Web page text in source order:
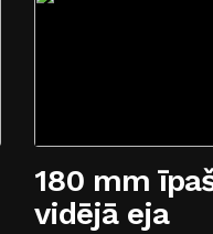
180 mm
vidējā eja